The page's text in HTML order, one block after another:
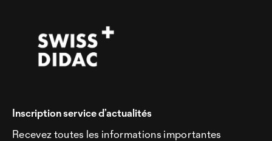
Inscription service d’actualités
Recevez toutes les informations importantes